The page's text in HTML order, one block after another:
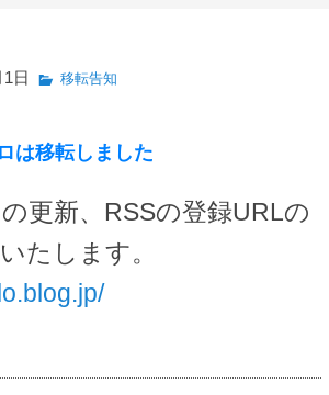
日 移転告知
は移転しました
更新、RSSの登録URLの
たします。